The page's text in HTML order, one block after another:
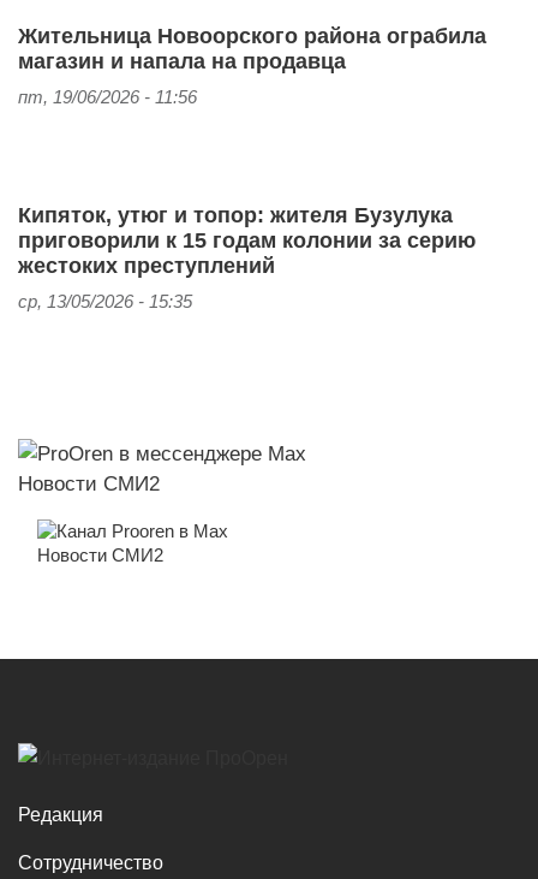
Жительница Новоорского района ограбила
магазин и напала на продавца
пт, 19/06/2026 - 11:56
Кипяток, утюг и топор: жителя Бузулука
приговорили к 15 годам колонии за серию
жестоких преступлений
ср, 13/05/2026 - 15:35
Новости СМИ2
Новости СМИ2
Редакция
Сотрудничество